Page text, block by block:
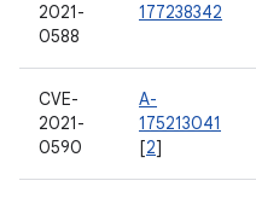
2021-
0588
177238342
CVE-
2021-
0590
A-
175213041
[2]